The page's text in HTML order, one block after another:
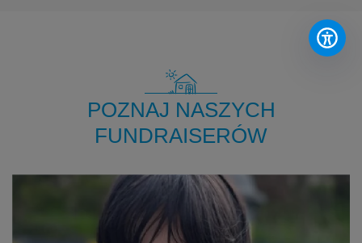
POZNAJ NASZYCH
FUNDRAISERÓW